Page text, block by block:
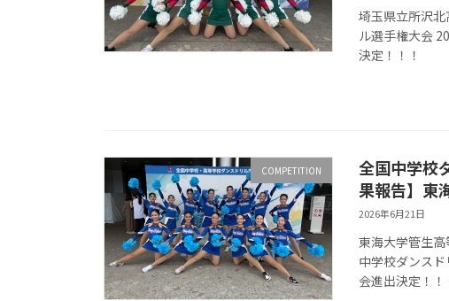
埼玉県立所沢
ル選手権大会
決定！！！
COMPETITION
全国中学校
果報告】東
2026年6月21日
東海大学管生
中学校ダンス
会進出決定！！